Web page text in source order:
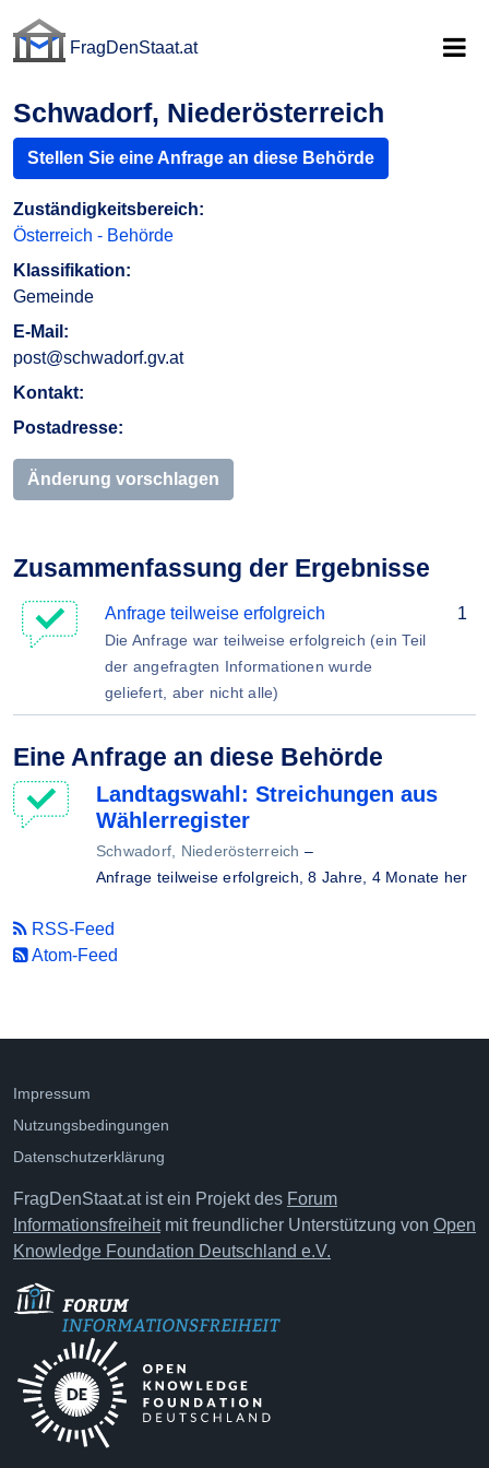
FragDenStaat.at
Schwadorf, Niederösterreich
Stellen Sie eine Anfrage an diese Behörde
Zuständigkeitsbereich:
Österreich - Behörde
Klassifikation:
Gemeinde
E-Mail:
post@schwadorf.gv.at
Kontakt:
Postadresse:
Änderung vorschlagen
Zusammenfassung der Ergebnisse
Anfrage teilweise erfolgreich
Die Anfrage war teilweise erfolgreich (ein Teil
der angefragten Informationen wurde
geliefert, aber nicht alle)
1
Eine Anfrage an diese Behörde
Landtagswahl: Streichungen aus
Wählerregister
Schwadorf, Niederösterreich –
Anfrage teilweise erfolgreich,8 Jahre, 4 Monate her
RSS-Feed
Atom-Feed
Impressum
Nutzungsbedingungen
Datenschutzerklärung
FragDenStaat.at ist ein Projekt des Forum
Informationsfreiheitmit freundlicher Unterstützung von Open
Knowledge Foundation Deutschland e.V.